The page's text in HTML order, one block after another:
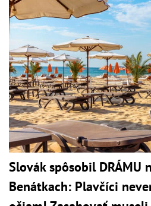
Slovák spôsobil DRÁMU
Benátkach: Plavčíci